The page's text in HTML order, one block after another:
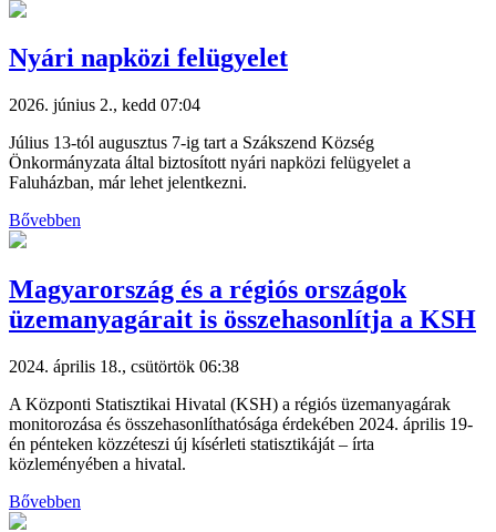
Nyári napközi felügyelet
2026. június 2., kedd 07:04
Július 13-tól augusztus 7-ig tart a Szákszend Község
Önkormányzata által biztosított nyári napközi felügyelet a
Faluházban, már lehet jelentkezni.
Bővebben
Magyarország és a régiós országok
üzemanyagárait is összehasonlítja a KSH
2024. április 18., csütörtök 06:38
A Központi Statisztikai Hivatal (KSH) a régiós üzemanyagárak
monitorozása és összehasonlíthatósága érdekében 2024. április 19-
én pénteken közzéteszi új kísérleti statisztikáját – írta
közleményében a hivatal.
Bővebben